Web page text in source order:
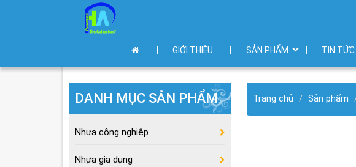
GIỚI THIỆU SẢN PHẨM TIN TỨC
Trang chủ Sản phẩm
DANH MỤC SẢN PHẨM
Nhựa công nghiệp
Nhựa gia dụng